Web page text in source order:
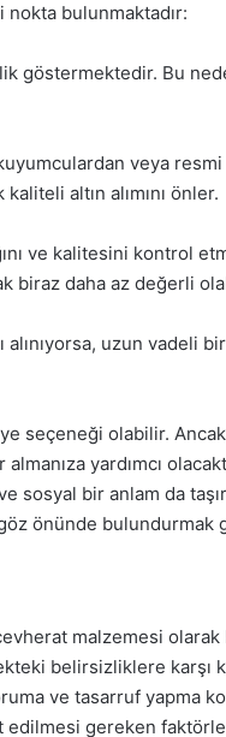
bulunmaktadır:
göstermektedir. Bu
veya
altın alımını önler.
ve kalitesini kontrol
biraz daha az değerli
alınıyorsa, uzun vadeli
seçeneği olabilir.
yardımcı
sosyal bir anlam da
önünde bulundurmak
malzemesi olarak
belirsizliklere karşı
ve tasarruf yapma
edilmesi gereken